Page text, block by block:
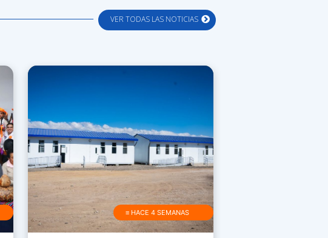
VER TODAS LAS NOTICIAS
≡ HACE 4 SEMANAS